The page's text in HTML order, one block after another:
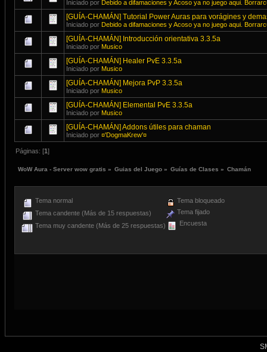
Iniciado por Debido a difamaciones y Acoso ya no juego aqui.
[GUÍA-CHAMÁN] Tutorial Power Auras para vorágines y
Iniciado por Debido a difamaciones y Acoso ya no juego aqui.
[GUÍA-CHAMÁN] Introducción orientativa 3.3.5a
Iniciado por Musico
[GUÍA-CHAMÁN] Healer PvE 3.3.5a
Iniciado por Musico
[GUÍA-CHAMÁN] Mejora PvP 3.3.5a
Iniciado por Musico
[GUÍA-CHAMÁN] Elemental PvE 3.3.5a
Iniciado por Musico
[GUÍA-CHAMÁN] Addons útiles para chaman
Iniciado por ¤'DogmaKrew'¤
Páginas: [1]
WoW Aura - Server wow gratis » Guias del Juego » Guías de Clases » Chamán
Tema normal
Tema candente (Más de 15 respuestas)
Tema muy candente (Más de 25 respuestas)
Tema bloqueado
Tema fijado
Encuesta